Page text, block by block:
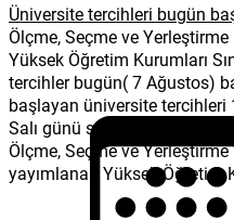
Üniversite tercihleri bugün
Ölçme, Seçme ve
Yüksek Öğretim Kurumları
tercihler bugün( 7 Ağustos)
başlayan üniversite
Salı günü sona erecek.
Ölçme, Seçme ve
yayımlanan Yüksek Öğretim